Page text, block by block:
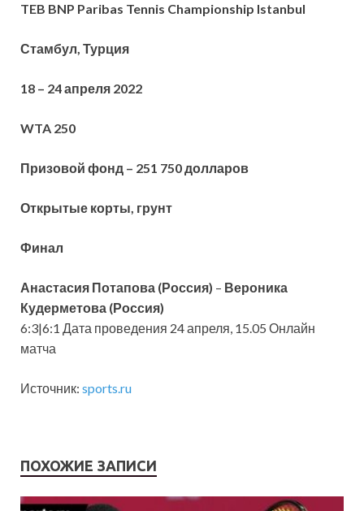
TEB BNP Paribas Tennis Championship Istanbul
Стамбул, Турция
18 – 24 апреля 2022
WTA 250
Призовой фонд – 251 750 долларов
Открытые корты, грунт
Финал
Анастасия Потапова (Россия) – Вероника
Кудерметова (Россия)
6:3|6:1 Дата проведения 24 апреля, 15.05 Онлайн
матча
Источник: sports.ru
ПОХОЖИЕ ЗАПИСИ